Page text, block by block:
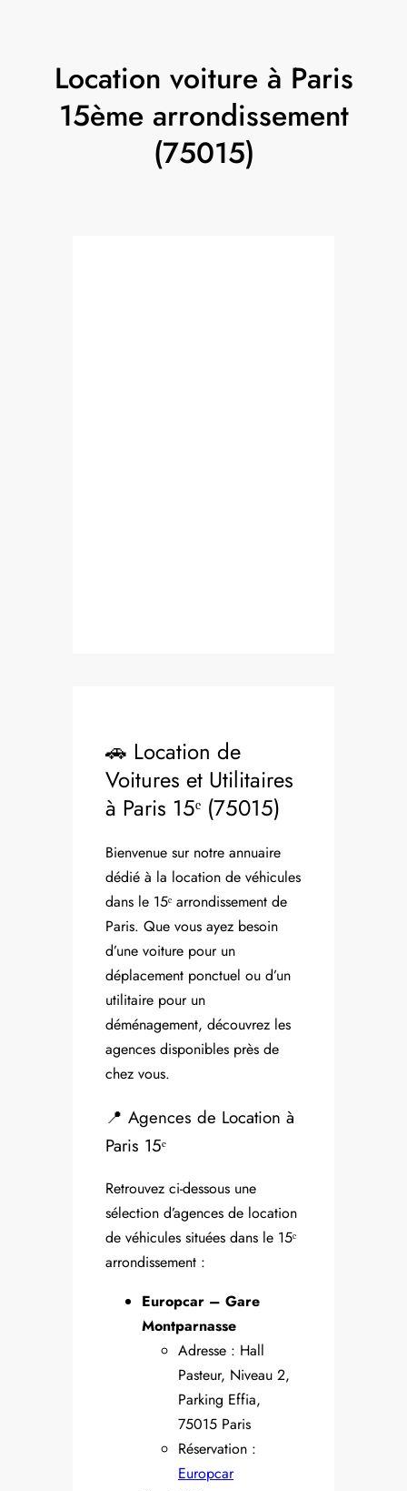
Location voiture à Paris
15ème arrondissement
(75015)
🚗 Location de
Voitures et Utilitaires
à Paris 15ᵉ (75015)
Bienvenue sur notre annuaire
dédié à la location de véhicules
dans le 15ᵉ arrondissement de
Paris. Que vous ayez besoin
d’une voiture pour un
déplacement ponctuel ou d’un
utilitaire pour un
déménagement, découvrez les
agences disponibles près de
chez vous.
📍 Agences de Location à
Paris 15ᵉ
Retrouvez ci-dessous une
sélection d’agences de location
de véhicules situées dans le 15ᵉ
arrondissement :
Europcar – Gare
Montparnasse
Adresse : Hall
Pasteur, Niveau 2,
Parking Effia,
75015 Paris
Réservation :
Europcar